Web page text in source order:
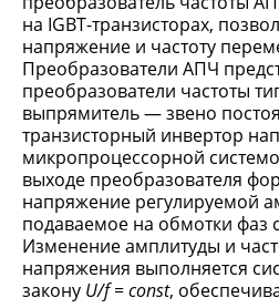
на IGBT-транзисторах,
напряжение и частоту
Преобразователи АПЧ
преобразователи частоты
выпрямитель — звено
транзисторный инвертор
микропроцессорной
выходе преобразователя
напряжение регулируемой
подаваемое на обмотки фаз
Изменение амплитуды и
напряжения выполняется
закону U/f=const,